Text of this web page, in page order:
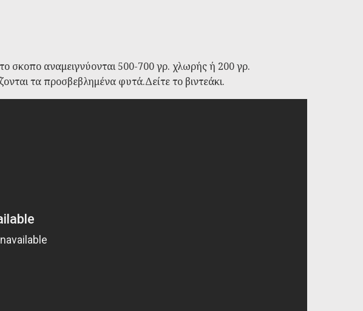
σκοπο αναμειγνύονται 500-700 γρ. χλωρής ή 200 γρ.
τα προσβεβλημένα φυτά.Δείτε το βιντεάκι.